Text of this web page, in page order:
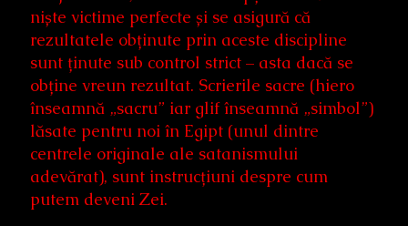
niște victime perfecte și se asigură că
rezultatele obținute prin aceste discipline
sunt ținute sub control strict – asta dacă se
obține vreun rezultat. Scrierile sacre (hiero
înseamnă „sacru” iar glif înseamnă „simbol”)
lăsate pentru noi în Egipt (unul dintre
centrele originale ale satanismului
adevărat), sunt instrucțiuni despre cum
putem deveni Zei.